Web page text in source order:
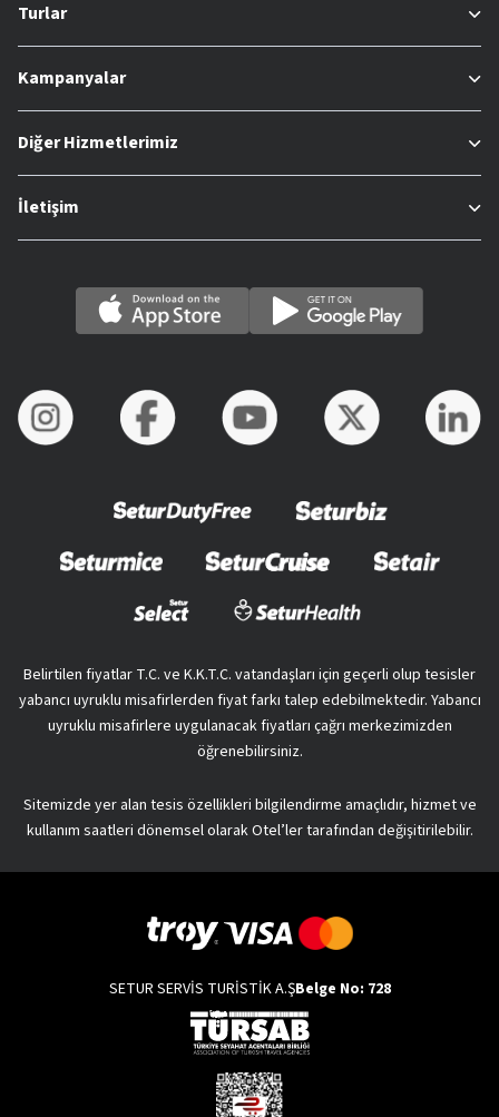
Turlar
Kampanyalar
Diğer Hizmetlerimiz
İletişim
Belirtilen fiyatlar T.C. ve K.K.T.C. vatandaşları için geçerli olup tesisler
yabancı uyruklu misafirlerden fiyat farkı talep edebilmektedir. Yabancı
uyruklu misafirlere uygulanacak fiyatları çağrı merkezimizden
öğrenebilirsiniz.
Sitemizde yer alan tesis özellikleri bilgilendirme amaçlıdır, hizmet ve
kullanım saatleri dönemsel olarak Otel’ler tarafından değişitirilebilir.
SETUR SERVİS TURİSTİK A.ŞBelge No: 728